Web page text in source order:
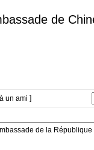
de
un ami ]
de la